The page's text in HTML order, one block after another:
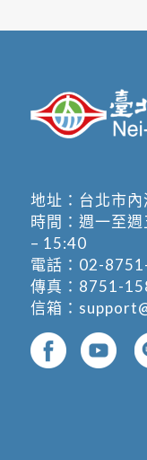
地址： 台北市
時間：週一至
– 15:40
電話： 02-
傳真：8751-
信箱：